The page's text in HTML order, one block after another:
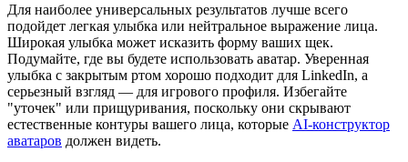
Для наиболее универсальных результатов лучше всего
подойдет легкая улыбка или нейтральное выражение лица.
Широкая улыбка может исказить форму ваших щек.
Подумайте, где вы будете использовать аватар. Уверенная
улыбка с закрытым ртом хорошо подходит для LinkedIn, а
серьезный взгляд — для игрового профиля. Избегайте
"уточек" или прищуривания, поскольку они скрывают
естественные контуры вашего лица, которые AI-конструктор
аватаров должен видеть.